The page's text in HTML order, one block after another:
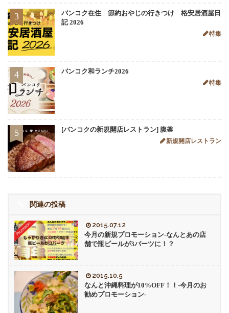
3
バンコク在住 節約おやじの行きつけ 格安居酒屋日
記 2026
特集
4 バンコク和ランチ2026
特集
5 [バンコクの新規開店レストラン] 腹釜
新規開店レストラン
関連の投稿
2015.07.12
今月の新規プロモーション-なんとあの店
舗で瓶ビールが3バーツに！？
2015.10.5
なんと沖縄料理が10%OFF！！-今月のお
勧めプロモーション-